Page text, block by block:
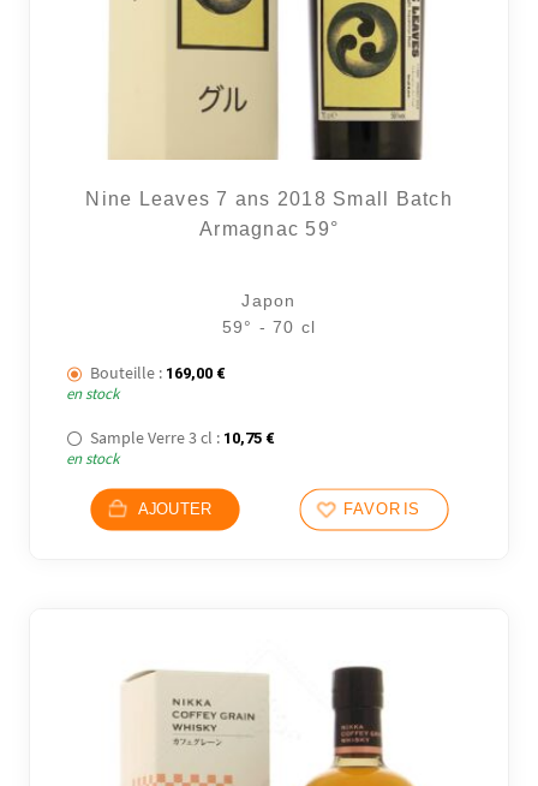
Nine Leaves 7 ans 2018 Small Batch
Armagnac 59°
Japon
59° - 70 cl
Bouteille : 169,00 €
en stock
Sample Verre 3 cl : 10,75 €
en stock
AJOUTER FAVORIS